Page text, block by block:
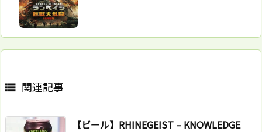
 関連記事
【ビール】RHINEGEIST – KNOWLEDGE